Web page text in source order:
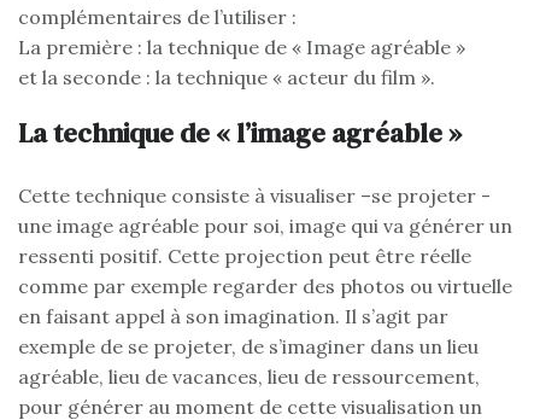
complémentaires de l’utiliser :
La première : la technique de « Image agréable »
et la seconde : la technique « acteur du film ».
La technique de « l’image agréable »
Cette technique consiste à visualiser –se projeter -
une image agréable pour soi, image qui va générer un
ressenti positif. Cette projection peut être réelle
comme par exemple regarder des photos ou virtuelle
en faisant appel à son imagination. Il s’agit par
exemple de se projeter, de s’imaginer dans un lieu
agréable, lieu de vacances, lieu de ressourcement,
pour générer au moment de cette visualisation un